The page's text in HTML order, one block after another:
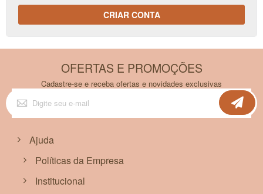
CRIAR CONTA
OFERTAS E PROMOÇÕES
Cadastre-se e receba ofertas e novidades exclusivas
Inscreva-
se
na
Ajuda
Políticas da Empresa
Institucional